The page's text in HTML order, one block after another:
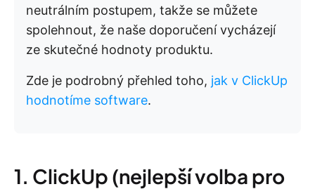
neutrálním postupem, takže se můžete
spolehnout, že naše doporučení vycházejí
ze skutečné hodnoty produktu.
Zde je podrobný přehled toho, jak v ClickUp
hodnotíme software.
1. ClickUp (nejlepší volba pro